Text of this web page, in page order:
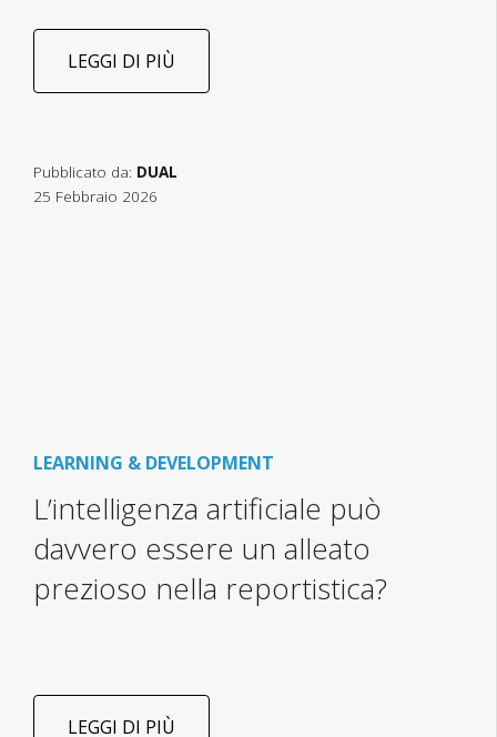
LEGGI DI PIÙ
Pubblicato da: DUAL
25 Febbraio 2026
LEARNING & DEVELOPMENT
L’intelligenza artificiale può
davvero essere un alleato
prezioso nella reportistica?
LEGGI DI PIÙ